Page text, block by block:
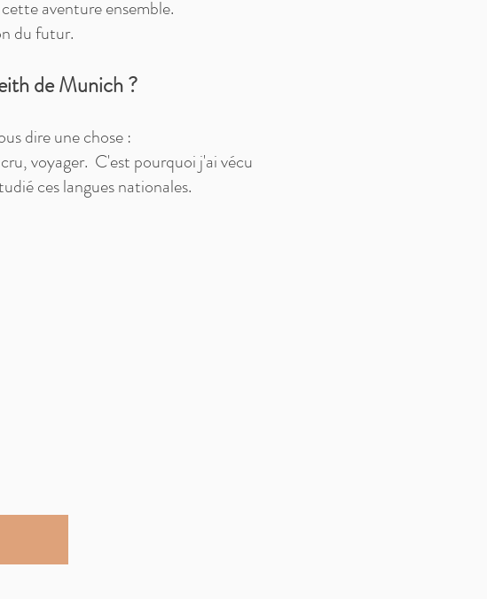
aventure ensemble.
du futur.
de Munich ?
dire une chose :
voyager. C'est pourquoi j'ai vécu
ces langues nationales.